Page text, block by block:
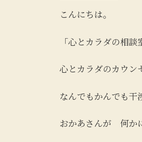
こんにちは。
「心とカラダの相
心とカラダのカウ
なんでもかんでも干
おかあさんが 何か